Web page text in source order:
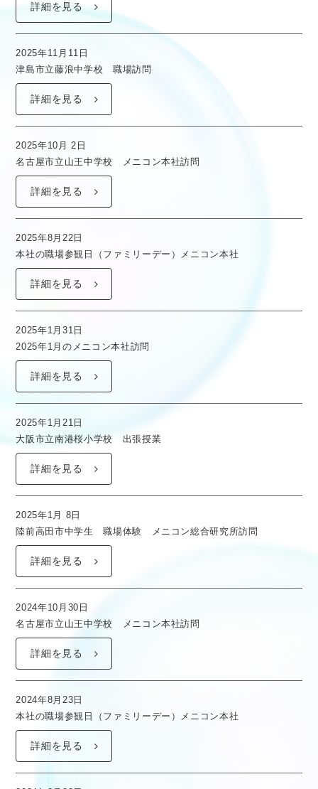
詳細を見る
2025年11月11日
津島市立藤浪中学校 職場訪問
詳細を見る
2025年10月 2日
名古屋市立山王中学校 メニコン本社訪問
詳細を見る
2025年8月22日
本社の職場参観日（ファミリーデー）メニコン本社
詳細を見る
2025年1月31日
2025年1月のメニコン本社訪問
詳細を見る
2025年1月21日
大阪市立南港桜小学校 出張授業
詳細を見る
2025年1月 8日
陸前高田市中学生 職場体験 メニコン総合研究所訪問
詳細を見る
2024年10月30日
名古屋市立山王中学校 メニコン本社訪問
詳細を見る
2024年8月23日
本社の職場参観日（ファミリーデー）メニコン本社
詳細を見る